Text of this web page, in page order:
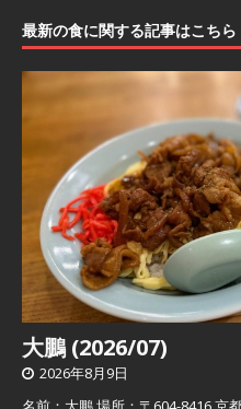
最新の食に関する記事はこちら
大鵬 (2026/07)
2026年8月9日